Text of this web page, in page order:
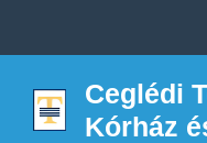
Ceglédi
Kórház